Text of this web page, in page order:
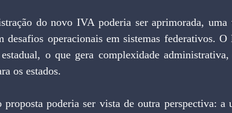
do novo IVA poderia ser aprimorada, uma
desafios operacionais em sistemas federativos.
o que gera complexidade
os estados.
proposta poderia ser vista de outra perspectiva: